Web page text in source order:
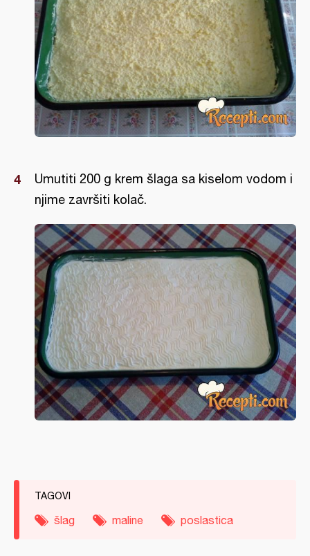
Umutiti 200 g krem šlaga sa kiselom vodom i
njime završiti kolač.
TAGOVI
šlag maline poslastica